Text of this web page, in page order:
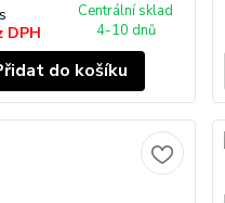
DPH
Centrální sklad
4-10 dnů
do košíku